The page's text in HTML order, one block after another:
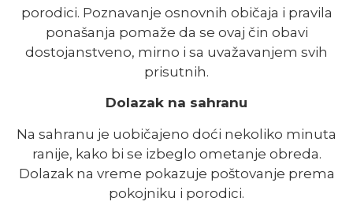
porodici. Poznavanje osnovnih običaja i pravila
ponašanja pomaže da se ovaj čin obavi
dostojanstveno, mirno i sa uvažavanjem svih
prisutnih.
Dolazak na sahranu
Na sahranu je uobičajeno doći nekoliko minuta
ranije, kako bi se izbeglo ometanje obreda.
Dolazak na vreme pokazuje poštovanje prema
pokojniku i porodici.